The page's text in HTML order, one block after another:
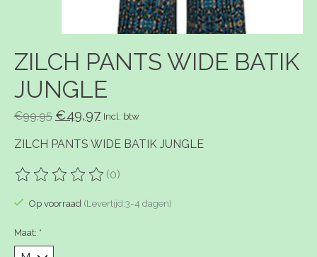
ZILCH PANTS WIDE BATIK
JUNGLE
€99,95 €49,97 Incl. btw
ZILCH PANTS WIDE BATIK JUNGLE
De beoordeling van dit product is
(0)
Op voorraad (Levertijd:3-4 dagen)
Maat: *